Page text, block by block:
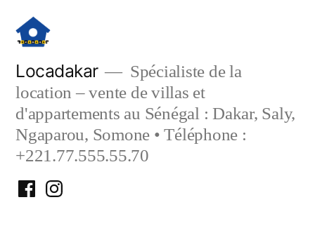
contenu
Locadakar
Spécialiste de la
location – vente de villas et
d'appartements au Sénégal : Dakar, Saly,
Ngaparou, Somone • Téléphone :
+221.77.555.55.70
FacebookInstagram